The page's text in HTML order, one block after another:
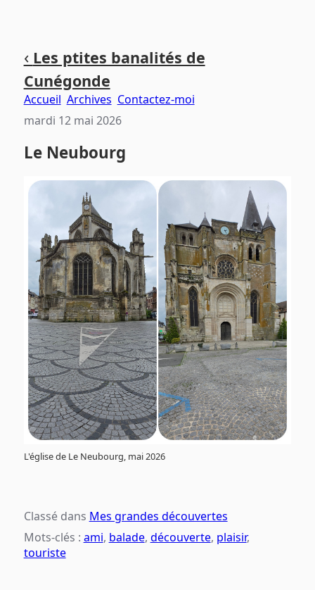
contenu
principal
menu
principal
‹ Les ptites banalités de
Cunégonde
Accueil Archives Contactez-moi
mardi 12 mai 2026
Le Neubourg
L'église de Le Neubourg, mai 2026
Classé dans Mes grandes découvertes
Mots-clés : ami, balade, découverte, plaisir,
touriste